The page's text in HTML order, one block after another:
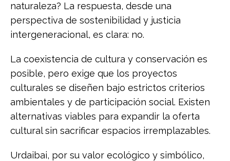
naturaleza? La respuesta, desde una
perspectiva de sostenibilidad y justicia
intergeneracional, es clara: no.
La coexistencia de cultura y conservación es
posible, pero exige que los proyectos
culturales se diseñen bajo estrictos criterios
ambientales y de participación social. Existen
alternativas viables para expandir la oferta
cultural sin sacrificar espacios irremplazables.
Urdaibai, por su valor ecológico y simbólico,